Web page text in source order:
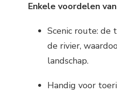
Enkele voordelen
Scenic route: de
de rivier,
landschap.
Handig voor